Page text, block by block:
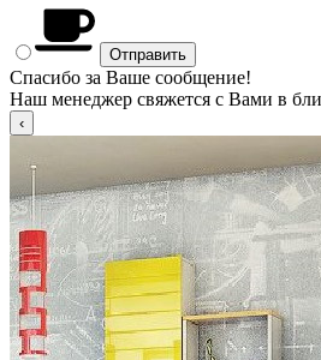
Спасибо за Ваше сообщение!
Наш менеджер свяжется с Вами в